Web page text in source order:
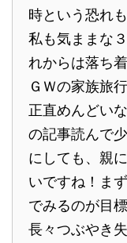
時という恐れ
私も気ままな
れからは落ち
ＧＷの家族旅
正直めんどい
の記事読んで
にしても、親
いですね！ま
でみるのが目
長々つぶやき